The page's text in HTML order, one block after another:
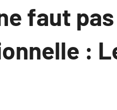
faut
: